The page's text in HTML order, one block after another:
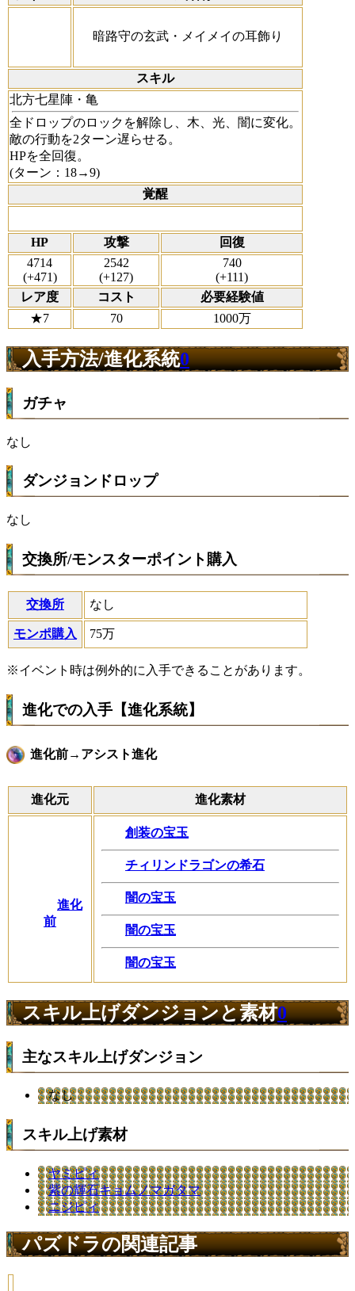
暗路守の玄武・メイメイの耳飾り
スキル
北方七星陣・亀
全ドロップのロックを解除し、木、光、闇に変化。
敵の行動を2ターン遅らせる。
HPを全回復。
(ターン：18→9)
覚醒
HP 攻撃
回復
4714
(+471)
2542
(+127)
740
(+111)
レア度
コスト
必要経験値
★7
70 1000万
入手方法/進化系統0
ガチャ
なし
ダンジョンドロップ
なし
交換所/モンスターポイント購入
交換所 なし
モンポ購入 75万
※イベント時は例外的に入手できることがあります。
進化での入手【進化系統】
進化前→アシスト進化
進化元 進化素材
進化
前
創装の宝玉
チィリンドラゴンの希石
闇の宝玉
闇の宝玉
闇の宝玉
スキル上げダンジョンと素材0
主なスキル上げダンジョン
なし
スキル上げ素材
ヤミピィ
紫の輝石キョムノマガタマ
ニジピィ
パズドラの関連記事